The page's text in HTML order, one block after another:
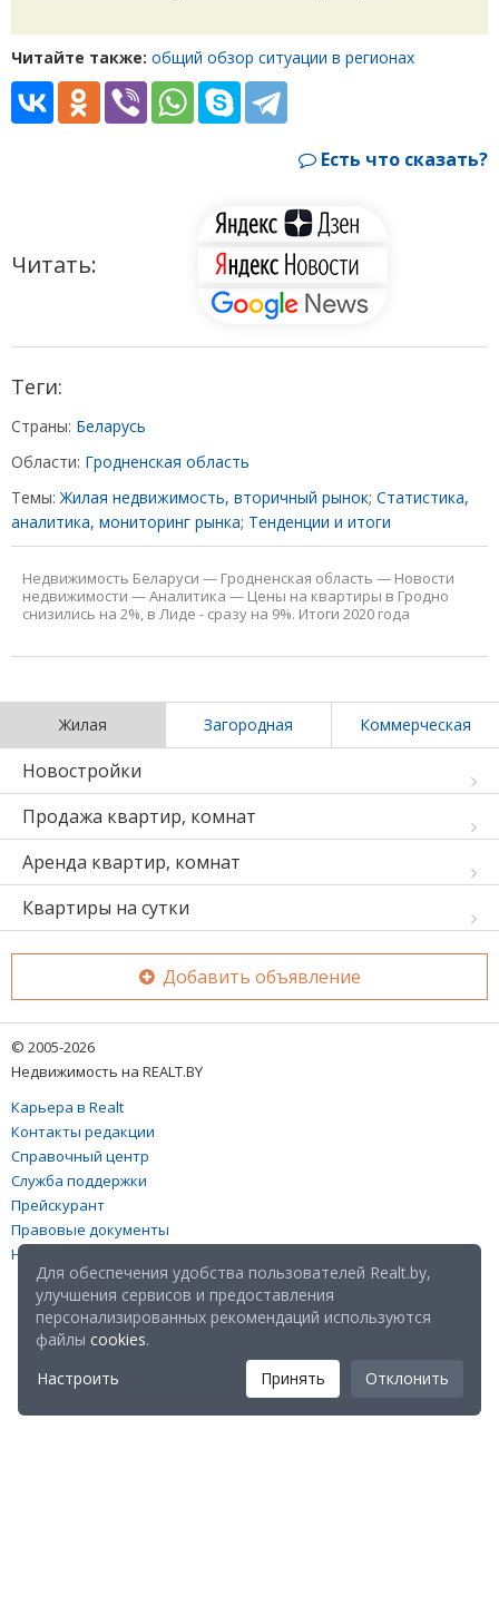
Читайте также: общий обзор ситуации в регионах
Есть что сказать?
Читать:
Теги:
Страны: Беларусь
Области: Гродненская область
Темы:Жилая недвижимость, вторичный рынок; Статистика,
аналитика, мониторинг рынка; Тенденции и итоги
Недвижимость Беларуси — Гродненская область — Новости
недвижимости —Аналитика — Цены на квартиры в Гродно
снизились на 2%, в Лиде - сразу на 9%. Итоги 2020 года
Жилая Загородная Коммерческая
Новостройки
Продажа квартир, комнат
Аренда квартир, комнат
Квартиры на сутки
Добавить объявление
© 2005-2026
Недвижимость на REALT.BY
Карьера в Realt
Контакты редакции
Справочный центр
Служба поддержки
Прейскурант
Правовые документы
Настройка файлов cookies
Для обеспечения удобства пользователей Realt.by,
улучшения сервисов и предоставления
персонализированных рекомендаций используются
файлы cookies.
Настроить
Принять Отклонить